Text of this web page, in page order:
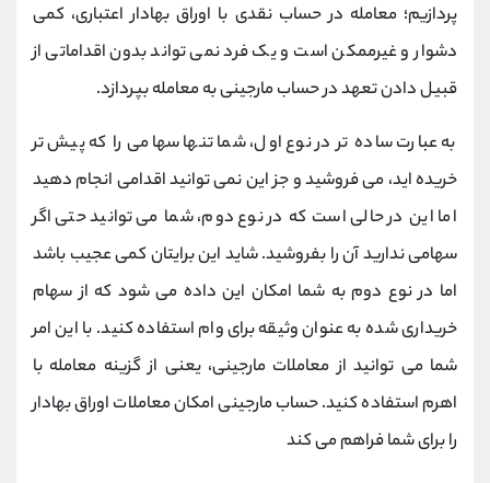
پردازیم؛ معامله در حساب نقدی با اوراق بهادار اعتباری، کمی
دشوار و غیرممکن است و یک فرد نمی تواند بدون اقداماتی از
قبیل دادن تعهد در حساب مارجینی به معامله بپردازد.
به عبارت ساده تر در نوع اول، شما تنها سهامی را که پیش ‌تر
خریده‌ اید، می ‌فروشید و جز این نمی توانید اقدامی انجام دهید
اما این در حالی است که در نوع دوم، شما می ‌توانید حتی اگر
سهامی ندارید آن را بفروشید. شاید این برایتان کمی عجیب باشد
اما در نوع دوم به شما امکان این داده می شود که از سهام
خریداری شده به عنوان وثیقه برای وام استفاده کنید. با این امر
شما می توانید از معاملات مارجینی، یعنی از گزینه معامله با
اهرم استفاده کنید. حساب مارجینی امکان معاملات اوراق بهادار
را برای شما فراهم می کند